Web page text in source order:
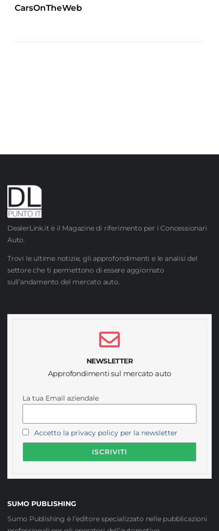
CarsOnTheWeb
DealerLink.it è il Magazine di riferimento per i Concessionari
Auto.
Trovi le ultime notizie, gli approfondimenti e le analisi del
settore che ti permettono di essere aggiornato
sull’andamento del mercato auto.
NEWSLETTER
Approfondimenti sul mercato auto
La tua Email aziendale
Accetto la privacy policy per la newsletter
SUMO PUBLISHING
Sumo Publishing è l’editore specializzato nelle pubblicazioni